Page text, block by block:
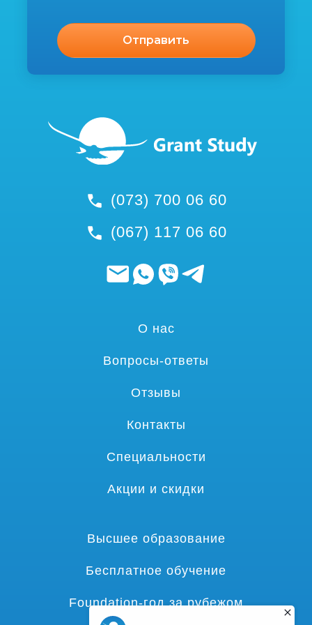
(073) 700 06 60
(067) 117 06 60
О нас
Вопросы-ответы
Отзывы
Контакты
Специальности
Акции и скидки
Высшее образование
Бесплатное обучение
Foundation-год за рубежом